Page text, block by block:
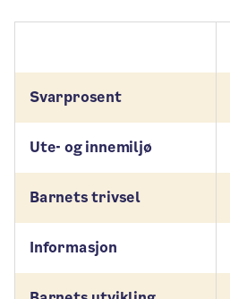
Svarprosent
Ute- og innemiljø
Barnets trivsel
Informasjon